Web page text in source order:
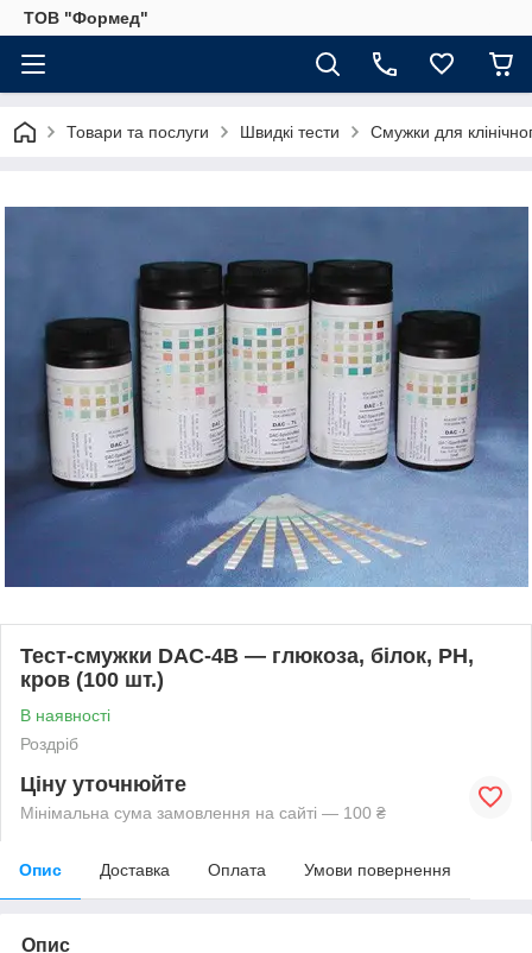
ТОВ "Формед"
Товари та послуги Швидкі тести Смужки для
Тест-смужки DAC-4В — глюкоза, білок, РН,
кров (100 шт.)
В наявності
Роздріб
Ціну уточнюйте
Мінімальна сума замовлення на сайті — 100 ₴
Опис Доставка Оплата Умови повернення
Опис